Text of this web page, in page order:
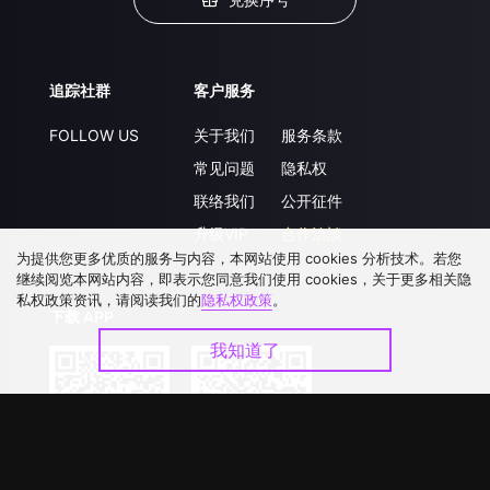
追踪社群
FOLLOW US
客户服务
关于我们
常见问题
联络我们
升级VIP
服务条款
隐私权
公开征件
合作洽談
为提供您更多优质的服务与内容，本网站使用 cookies 分析技术。若您
继续阅览本网站内容，即表示您同意我们使用 cookies，关于更多相关隐
私权政策资讯，请阅读我们的隐私权政策。
我知道了